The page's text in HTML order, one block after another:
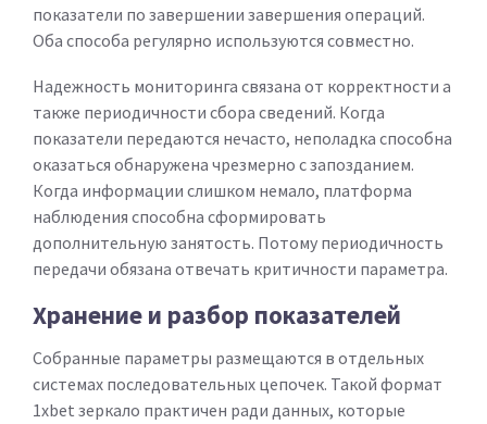
показатели по завершении завершения операций.
Оба способа регулярно используются совместно.
Надежность мониторинга связана от корректности а
также периодичности сбора сведений. Когда
показатели передаются нечасто, неполадка способна
оказаться обнаружена чрезмерно с запозданием.
Когда информации слишком немало, платформа
наблюдения способна сформировать
дополнительную занятость. Потому периодичность
передачи обязана отвечать критичности параметра.
Хранение и разбор показателей
Собранные параметры размещаются в отдельных
системах последовательных цепочек. Такой формат
1xbet зеркало практичен ради данных, которые